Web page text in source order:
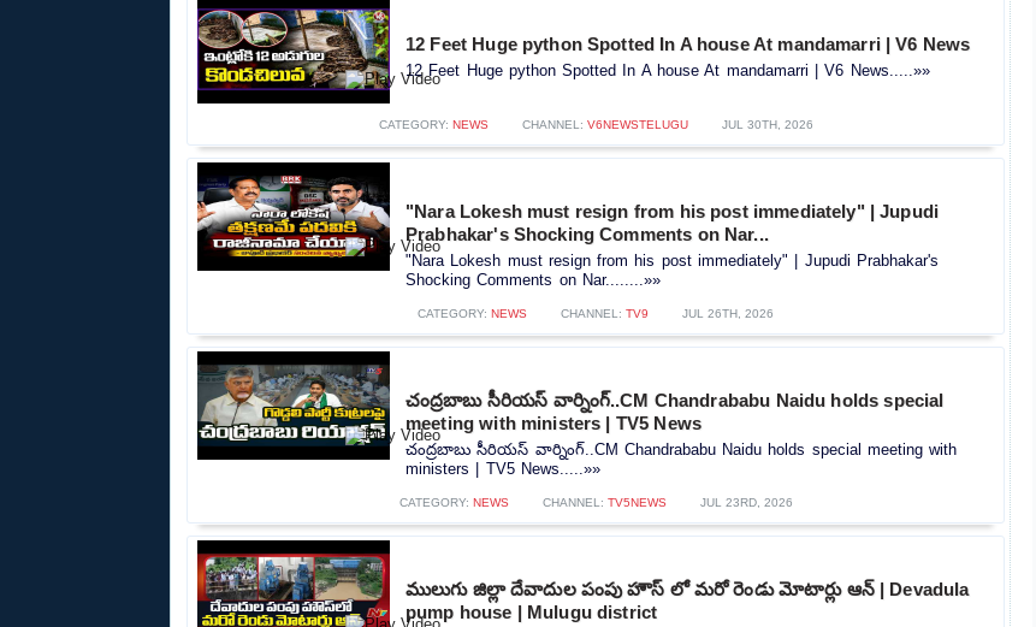
12 Feet Huge python Spotted In A house At mandamarri | V6 News
12 Feet Huge python Spotted In A house At mandamarri | V6 News.....»»
CATEGORY: NEWS CHANNEL: V6NEWSTELUGU JUL 30TH, 2026
"Nara Lokesh must resign from his post immediately" | Jupudi
Prabhakar's Shocking Comments on Nar...
"Nara Lokesh must resign from his post immediately" | Jupudi Prabhakar's
Shocking Comments on Nar........»»
CATEGORY: NEWS CHANNEL: TV9 JUL 26TH, 2026
చంద్రబాబు సీరియస్ వార్నింగ్..CM Chandrababu Naidu holds special
meeting with ministers | TV5 News
చంద్రబాబు సీరియస్ వార్నింగ్..CM Chandrababu Naidu holds special meeting with
ministers | TV5 News.....»»
CATEGORY: NEWS CHANNEL: TV5NEWS JUL 23RD, 2026
ములుగు జిల్లా దేవాదుల పంపు హౌస్ లో మరో రెండు మోటార్లు ఆన్ | Devadula
pump house | Mulugu district